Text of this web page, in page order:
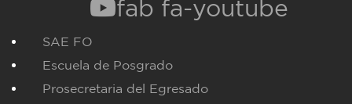
fab fa-youtube
SAE FO
Escuela de Posgrado
Prosecretaria del Egresado